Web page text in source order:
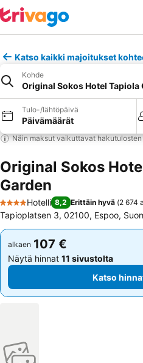
Katso kaikki majoitukset
Kohde
Original Sokos Hotel Tapiola
Tulo-/lähtöpäivä
Päivämäärät
Näin maksut vaikuttavat
Original Sokos
Garden
4 Tähtiluokitus
Hotelli 8,2 Erittäin hyvä (2 674
Tapioplatsen 3, 02100, Espoo,
alkaen 107 €
Näytä hinnat 11 sivustolta
Katso
alkaen 107 €
Näytä hinnat 11 sivustolta
Katso